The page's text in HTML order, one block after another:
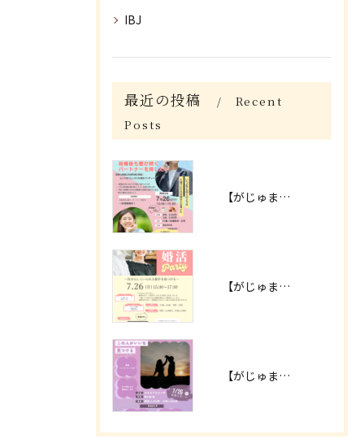
IBJ
最近の投稿
Recent
Posts
【がじゅまる木主催】7/26(日)13時～『ずっと恋人のようにいられる相手を見つけたい人のための婚活パーティー』/大阪府枚方市で出会いを探すなら保育園が運営する結婚相談所がじゅまる木
【がじゅまる木主催】7/26(日)15時半～『自分らしくいられる相手を見つけるための婚活パーティー』/大阪府枚方市で出会いを探すなら保育園が運営する結婚相談所がじゅまる木
【がじゅまる木主催】7/26(日)18時半～『結婚後の幸せまで考える大人の婚活パーティー』/大阪府枚方市で出会いを探すなら保育園が運営する結婚相談所がじゅまる木